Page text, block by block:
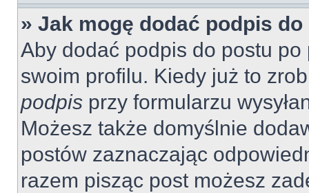
» Jak mogę dodać podpis
Aby dodać podpis do postu
swoim profilu. Kiedy już to
podpis przy formularzu
Możesz także domyślnie
postów zaznaczając
razem pisząc post możesz